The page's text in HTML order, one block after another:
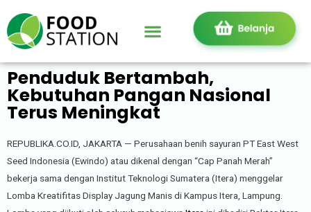
Penduduk Bertambah,
Kebutuhan Pangan Nasional
Terus Meningkat
REPUBLIKA.CO.ID, JAKARTA — Perusahaan benih sayuran PT East West
Seed Indonesia (Ewindo) atau dikenal dengan “Cap Panah Merah”
bekerja sama dengan Institut Teknologi Sumatera (Itera) menggelar
Lomba Kreatifitas Display Jagung Manis di Kampus Itera, Lampung.